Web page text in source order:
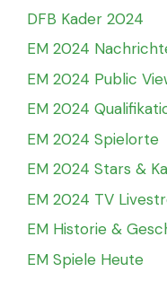
DFB Kader 2024
EM 2024
EM 2024 Public
EM 2024
EM 2024 Spielorte
EM 2024 Stars &
EM 2024 TV
EM Historie &
EM Spiele Heute